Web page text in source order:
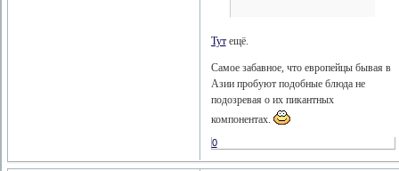
Тутещё.
Самое забавное, что европейцы бывая в
Азии пробуют подобные блюда не
подозревая о их пикантных
компонентах.
0